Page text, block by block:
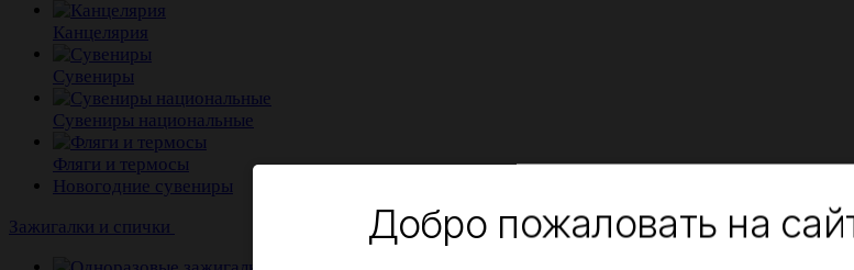
Канцелярия
Сувениры
Сувениры национальные
Фляги и термосы
Новогодние сувениры
Зажигалки и спички
Добро пожаловать на